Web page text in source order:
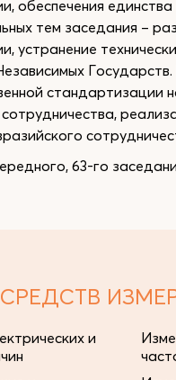
обеспечения
тем заседания –
устранение
стандартизации
сотрудничества,
63-го
и